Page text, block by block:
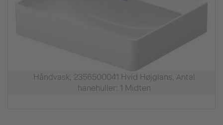
Håndvask, 2356500041 Hvid Højglans, Antal
hanehuller: 1 Midten